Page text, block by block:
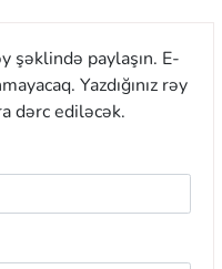
şəklində paylaşın. E-
Yazdığınız rəy
dərc ediləcək.